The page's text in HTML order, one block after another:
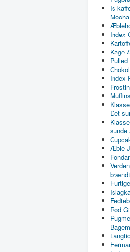
Is
Index
Kage
Index
Det
sunde
Æble
Rød